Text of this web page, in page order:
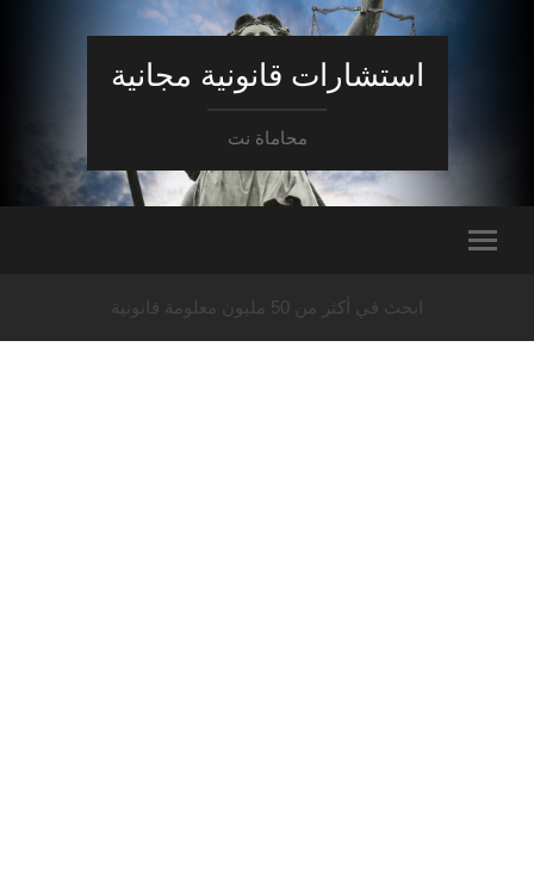
استشارات قانونية مجانية
محاماة نت
ابحث في أكثر من 50 مليون معلومة قانونية